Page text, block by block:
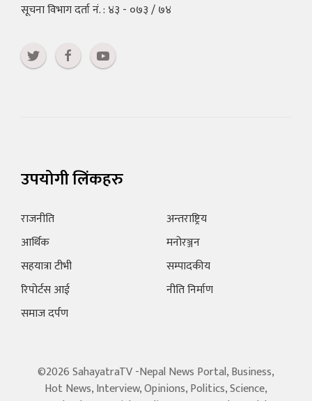
सूचना विभाग दर्ता नं. : ४३ - ०७३ / ७४
उपयोगी लिंकहरु
राजनीति
आर्थिक
सहयात्रा टीभी
रिपोर्टस आई
समाज दर्पण
अन्तराष्ट्रिय
मनोरञ्जन
सम्पादकीय
नीति निर्माण
©2026 SahayatraTV -Nepal News Portal, Business,
Hot News, Interview, Opinions, Politics, Science,